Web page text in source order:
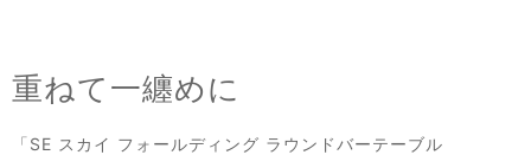
重ねて一纏めに
「SE スカイ フォールディング ラウンドバーテーブル